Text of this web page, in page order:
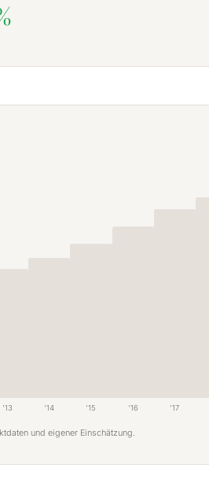
'13 '14 '15 '16 '17
und eigener Einschätzung.